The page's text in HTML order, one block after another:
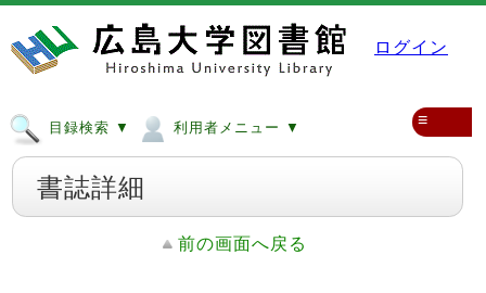
ログイン
目録検索 ▼ 利用者メニュー ▼ ≡
書誌詳細
前の画面へ戻る